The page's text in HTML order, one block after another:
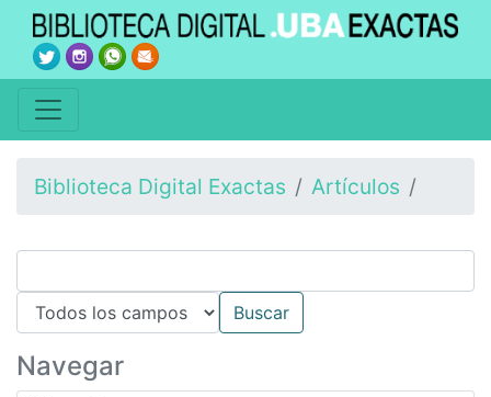
Biblioteca Digital Exactas Artículos
Navegar